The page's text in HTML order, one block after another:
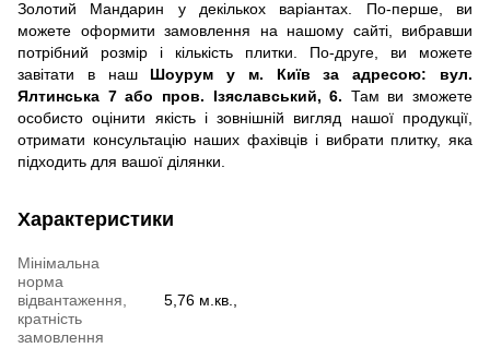
Золотий Мандарин у декількох варіантах. По-перше, ви
можете оформити замовлення на нашому сайті, вибравши
потрібний розмір і кількість плитки. По-друге, ви можете
завітати в наш Шоурум у м. Київ за адресою: вул.
Ялтинська 7 або пров. Ізяславський, 6. Там ви зможете
особисто оцінити якість і зовнішній вигляд нашої продукції,
отримати консультацію наших фахівців і вибрати плитку, яка
підходить для вашої ділянки.
Характеристики
Мінімальна
норма
відвантаження,
кратність
замовлення
5,76 м.кв.,